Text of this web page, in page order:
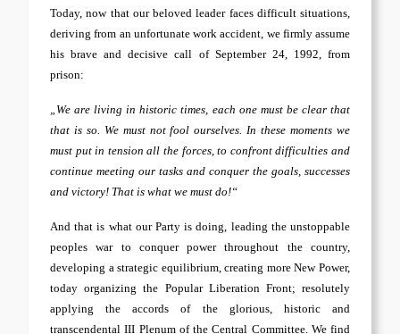
Today, now that our beloved leader faces difficult situations,
deriving from an unfortunate work accident, we firmly assume
his brave and decisive call of September 24, 1992, from
prison:
„We are living in historic times, each one must be clear that
that is so. We must not fool ourselves. In these moments we
must put in tension all the forces, to confront difficulties and
continue meeting our tasks and conquer the goals, successes
and victory! That is what we must do!“
And that is what our Party is doing, leading the unstoppable
peoples war to conquer power throughout the country,
developing a strategic equilibrium, creating more New Power,
today organizing the Popular Liberation Front; resolutely
applying the accords of the glorious, historic and
transcendental III Plenum of the Central Committee. We find